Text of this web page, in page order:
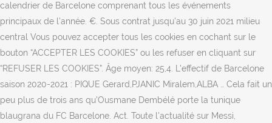
calendrier de Barcelone comprenant tous les événements
principaux de l’année. €. Sous contrat jusqu'au 30 juin 2021 milieu
central Vous pouvez accepter tous les cookies en cochant sur le
bouton “ACCEPTER LES COOKIES” ou les refuser en cliquant sur
“REFUSER LES COOKIES”. Âge moyen: 25,4. L'effectif de Barcelone
saison 2020-2021 : PIQUE Gerard,PJANIC Miralem,ALBA … Cela fait un
peu plus de trois ans qu’Ousmane Dembélé porte la tunique
blaugrana du FC Barcelone. Act. Toute l'actualité sur Messi,